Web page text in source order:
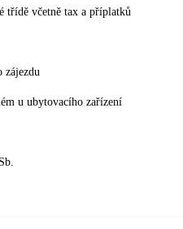
třídě včetně tax a příplatků
zájezdu
u ubytovacího zařízení